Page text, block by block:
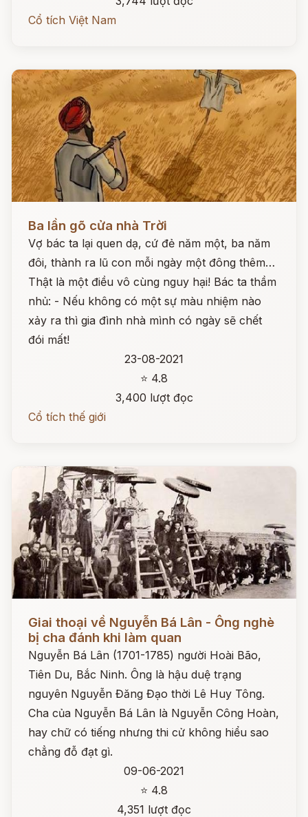
Cổ tích Việt Nam
Đọc ngay
Ba lần gõ cửa nhà Trời
Vợ bác ta lại quen dạ, cứ đẻ năm một, ba năm
đôi, thành ra lũ con mỗi ngày một đông thêm…
Thật là một điều vô cùng nguy hại! Bác ta thầm
nhủ: - Nếu không có một sự màu nhiệm nào
xảy ra thì gia đình nhà mình có ngày sẽ chết
đói mất!
23-08-2021
⭐ 4.8
3,400 lượt đọc
Cổ tích thế giới
Giai thoại về Nguyễn Bá Lân - Ông nghè
bị cha đánh khi làm quan
Nguyễn Bá Lân (1701-1785) người Hoài Bão,
Tiên Du, Bắc Ninh. Ông là hậu duệ trạng
nguyên Nguyễn Đăng Đạo thời Lê Huy Tông.
Cha của Nguyễn Bá Lân là Nguyễn Công Hoàn,
hay chữ có tiếng nhưng thi cử không hiểu sao
chẳng đỗ đạt gì.
09-06-2021
⭐ 4.8
4,351 lượt đọc